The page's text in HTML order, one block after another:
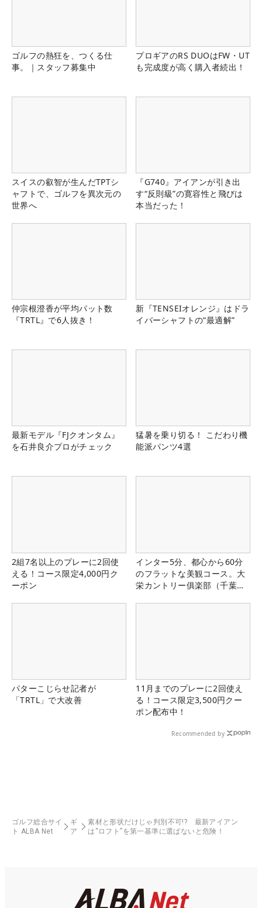
ゴルフの熱狂を、つくる仕
事。｜スタッフ募集中
プロギアのRS DUOはFW・UT
も完成度が高く購入者続出！
スイスの叡智が生んだTPTシ
ャフトで、ゴルフを異次元の
世界へ
『G740』アイアンが引き出
す“反則級”の寛容性と飛びは
本当だった！
仲宗根澄香が平均パット数
『TRTL』で6人抜き！
新『TENSEIオレンジ』はドラ
イバーシャフトの“最適解”
最新モデル『FJクオンタム』
を石井良介プロがチェック
猛暑を乗り切る！ こだわり機
能派パンツ4選
2組7名以上のプレーに2回使
える！コース限定4,000円ク
ーポン
インター5分、都心から60分
のフラットな美観コース。大
栄カントリー俱楽部（千葉
パターこじらせ記者が
「TRTL」で大改善
11月までのプレーに2回使え
る！コース限定3,500円クー
ポン配布中！
Recommended by
ゴルフ総合サイ
ト ALBA Net
ギ
ア
素材と形状だけじゃ判別不可!? 最新アイアン
は“ロフト”を第一基準に選ばないと危険！